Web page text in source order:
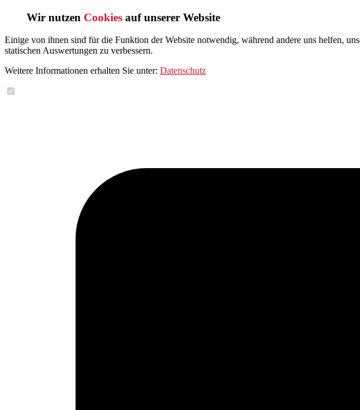
Wir nutzen Cookies auf unserer Website
Einige von ihnen sind für die Funktion der Website notwendig, während andere uns helfen,
statischen Auswertungen zu verbessern.
Weitere Informationen erhalten Sie unter: Datenschutz